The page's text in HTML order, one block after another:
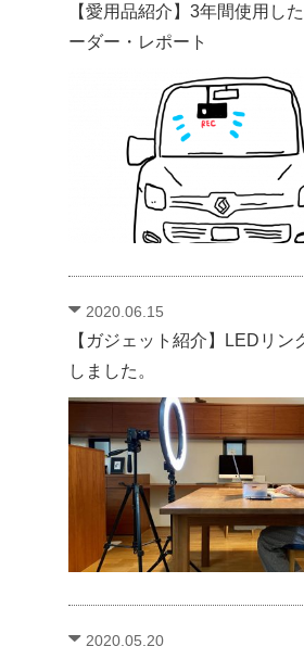
【愛用品紹介】3年間使用し
ーダー・レポート
2020.06.15
【ガジェット紹介】LEDリン
しました。
2020.05.20